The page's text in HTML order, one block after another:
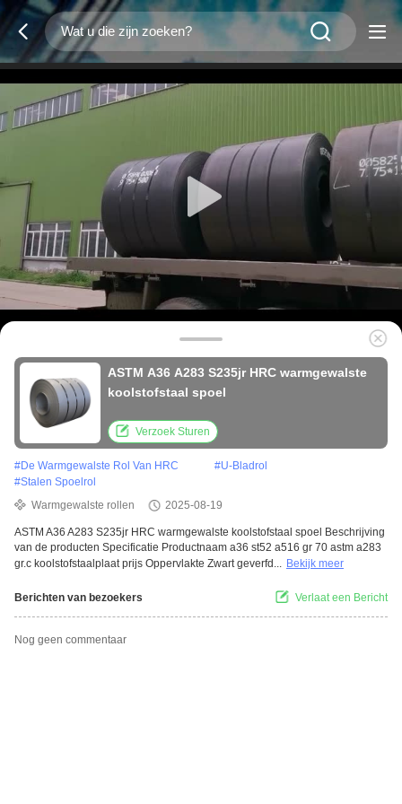
ASTM A36 A283 S235jr HRC warmgewalste
koolstofstaal spoel
Verzoek Sturen
#De Warmgewalste Rol Van HRC #U-Bladrol
#Stalen Spoelrol
Warmgewalste rollen
2025-08-19
ASTM A36 A283 S235jr HRC warmgewalste koolstofstaal spoel Beschrijving
van de producten Specificatie Productnaam a36 st52 a516 gr 70 astm a283
gr.c koolstofstaalplaat prijs Oppervlakte Zwart geverfd... Bekijk meer
Berichten van bezoekers Verlaat een Bericht
Nog geen commentaar